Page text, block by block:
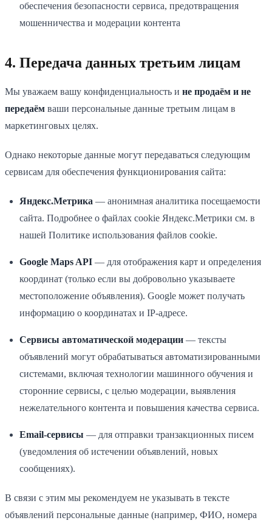
обеспечения безопасности сервиса, предотвращения
мошенничества и модерации контента
4. Передача данных третьим лицам
Мы уважаем вашу конфиденциальность и не продаём и не
передаём ваши персональные данные третьим лицам в
маркетинговых целях.
Однако некоторые данные могут передаваться следующим
сервисам для обеспечения функционирования сайта:
Яндекс.Метрика — анонимная аналитика посещаемости
сайта. Подробнее о файлах cookie Яндекс.Метрики см. в
нашей Политике использования файлов cookie.
Google Maps API — для отображения карт и определения
координат (только если вы добровольно указываете
местоположение объявления). Google может получать
информацию о координатах и IP-адресе.
Сервисы автоматической модерации — тексты
объявлений могут обрабатываться автоматизированными
системами, включая технологии машинного обучения и
сторонние сервисы, с целью модерации, выявления
нежелательного контента и повышения качества сервиса.
Email-сервисы — для отправки транзакционных писем
(уведомления об истечении объявлений, новых
сообщениях).
В связи с этим мы рекомендуем не указывать в тексте
объявлений персональные данные (например, ФИО, номера